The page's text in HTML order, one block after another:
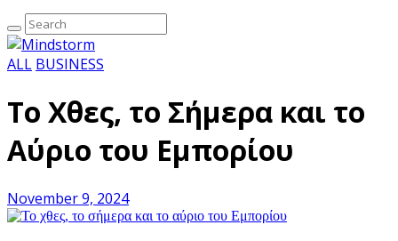
ALL BUSINESS
Το Χθες, το Σήμερα και το
Αύριο του Εμπορίου
November 9, 2024